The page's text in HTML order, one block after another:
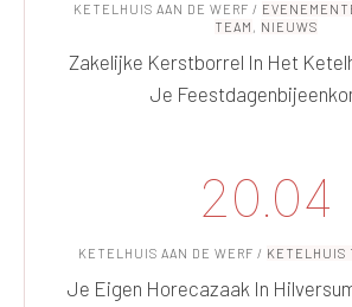
KETELHUIS AAN DE WERF /
TEAM , NIEUWS
Zakelijke Kerstborrel In Het
Je
20.04
KETELHUIS AAN DE WERF / KETELHUIS
Je Eigen Horecazaak In